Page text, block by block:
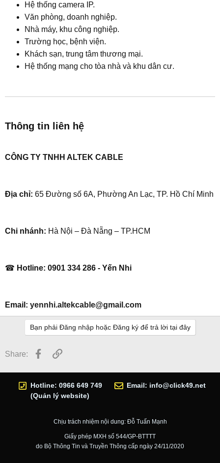
Hệ thống camera IP.
Văn phòng, doanh nghiệp.
Nhà máy, khu công nghiệp.
Trường học, bệnh viện.
Khách sạn, trung tâm thương mại.
Hệ thống mạng cho tòa nhà và khu dân cư.
Thông tin liên hệ
CÔNG TY TNHH ALTEK CABLE
Địa chỉ: 65 Đường số 6A, Phường An Lạc, TP. Hồ Chí Minh
Chi nhánh: Hà Nội – Đà Nẵng – TP.HCM
☎ Hotline: 0901 334 286 - Yến Nhi
Email: yennhi.altekcable@gmail.com
Bạn phải Đăng nhập hoặc Đăng ký để trả lời tại đây
Share: Facebook
Link
Hotline: 0966 649 749
(Quản lý website)
Email: info@click49.net
Chịu trách nhiệm nội dung: Đỗ Tuấn Mạnh
Giấy phép MXH số 544/GP-BTTTT
do Bộ Thông Tin và Truyền Thông cấp ngày 24/11/2020